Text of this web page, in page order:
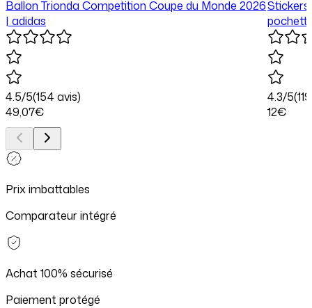
Ballon Trionda Competition Coupe du Monde 2026
| adidas
4.5/5(154avis)
49,07€
Stickers
4.3/5(
12€
Prix imbattables
Comparateur intégré
Achat 100% sécurisé
Paiement protégé